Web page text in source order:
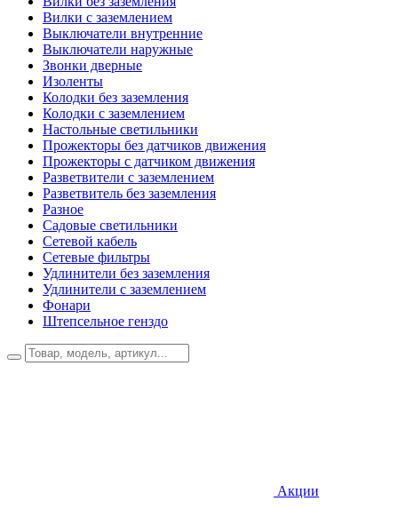
Вилки с заземлением
Выключатели внутренние
Выключатели наружные
Звонки дверные
Изоленты
Колодки без заземления
Колодки с заземлением
Настольные светильники
Прожекторы без датчиков движения
Прожекторы с датчиком движения
Разветвители с заземлением
Разветвитель без заземления
Разное
Садовые светильники
Сетевой кабель
Сетевые фильтры
Удлинители без заземления
Удлинители с заземлением
Фонари
Штепсельное генздо
Акции